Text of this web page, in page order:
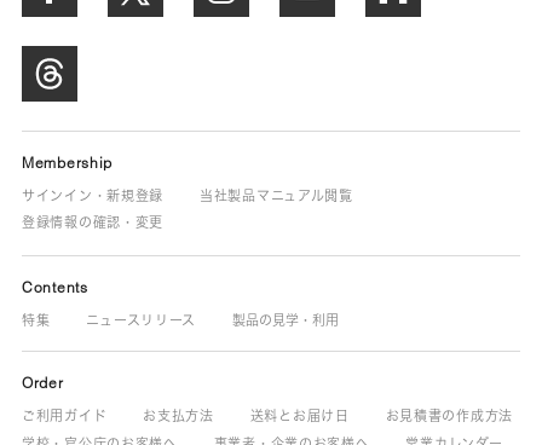
Membership
サインイン・新規登録
当社製品マニュアル閲覧
登録情報の確認・変更
Contents
特集 ニュースリリース 製品の見学・利用
Order
ご利用ガイド お支払方法 送料とお届け日
お見積書の作成方法